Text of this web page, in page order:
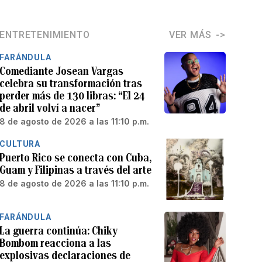
ENTRETENIMIENTO VER MÁS
FARÁNDULA
Comediante Josean Vargas
celebra su transformación tras
perder más de 130 libras: “El 24
de abril volví a nacer”
8 de agosto de 2026 a las 11:10 p.m.
CULTURA
Puerto Rico se conecta con Cuba,
Guam y Filipinas a través del arte
8 de agosto de 2026 a las 11:10 p.m.
FARÁNDULA
La guerra continúa: Chiky
Bombom reacciona a las
explosivas declaraciones de